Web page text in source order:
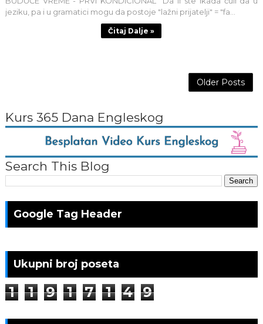
jeziku, pa i u gramatici mogu da postoje "lažni prijatelji" = "fa...
Čitaj Dalje »
Older Posts
Kurs 365 Dana Engleskog
Search This Blog
Google Tag Header
Ukupni broj poseta
1 1 9 1 7 1 4 9